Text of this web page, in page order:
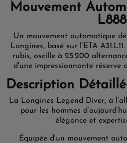
Mouvement
L888
Un mouvement automatique
Longines, basé sur l’ETA
rubis, oscille à 25.200
d'une impressionnante réserve
Description
La Longines Legend Diver, à
pour les hommes
élégance et
Équipée d'un mouvement